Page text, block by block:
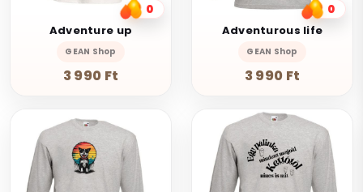
0
Adventure up
GEAN Shop
3 990 Ft
0
Adventurous life
GEAN Shop
3 990 Ft